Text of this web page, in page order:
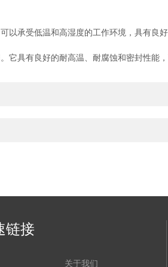
承受低温和高湿度的工作环境，具有良好
具有良好的耐高温、耐腐蚀和密封性能
链接
关于我们